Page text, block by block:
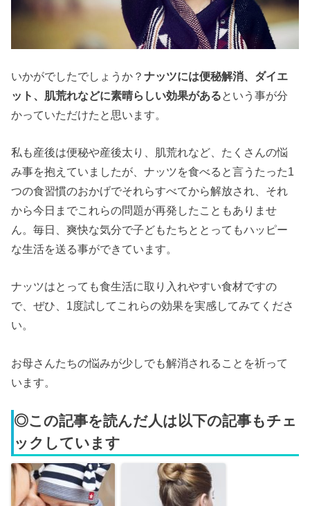
いかがでしたでしょうか？ナッツには便秘解消、ダイエ
ット、肌荒れなどに素晴らしい効果があるという事が分
かっていただけたと思います。
私も産後は便秘や産後太り、肌荒れなど、たくさんの悩
み事を抱えていましたが、ナッツを食べると言うたった1
つの食習慣のおかげでそれらすべてから解放され、それ
から今日までこれらの問題が再発したこともありませ
ん。毎日、爽快な気分で子どもたちととってもハッピー
な生活を送る事ができています。
ナッツはとっても食生活に取り入れやすい食材ですの
で、ぜひ、1度試してこれらの効果を実感してみてくださ
い。
お母さんたちの悩みが少しでも解消されることを祈って
います。
◎この記事を読んだ人は以下の記事もチェ
ックしています